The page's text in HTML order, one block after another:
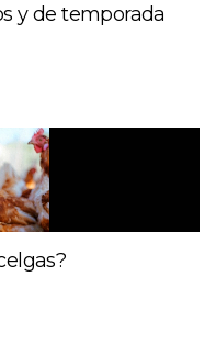
y de temporada